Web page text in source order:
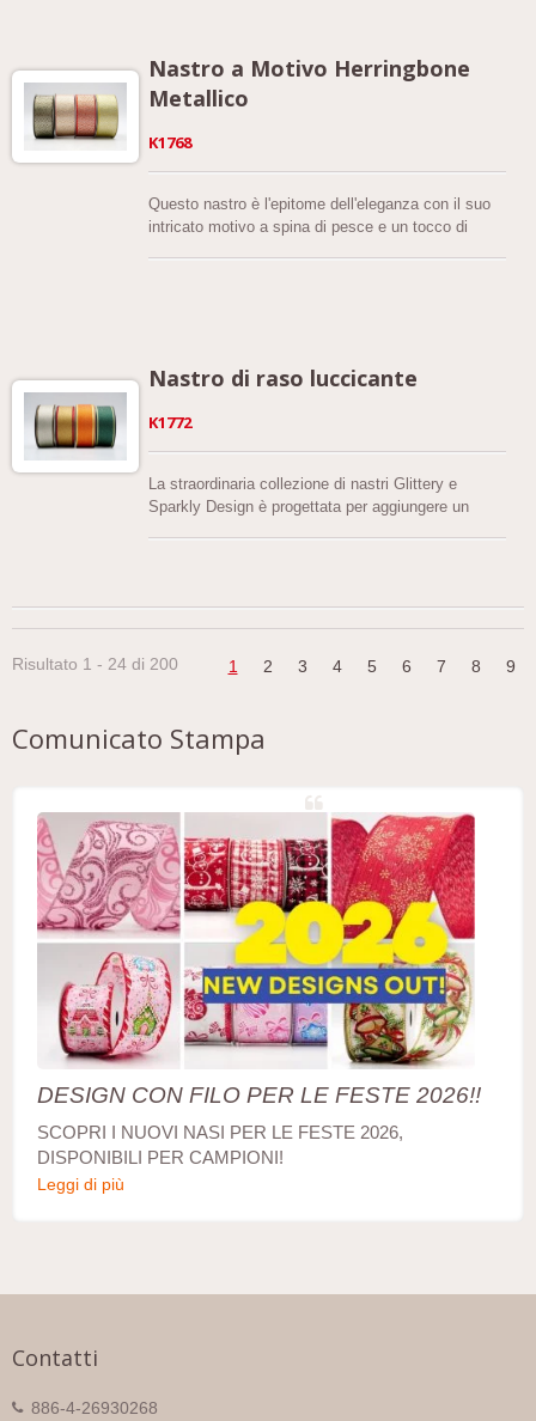
applicazioni creative.
Nastro a Motivo Herringbone
Metallico
K1768
Questo nastro è l'epitome dell'eleganza con il suo
intricato motivo a spina di pesce e un tocco di
e verde scuro, questo nastro ti consente di
Nastro di raso luccicante
K1772
La straordinaria collezione di nastri Glittery e
Sparkly Design è progettata per aggiungere un
lussuosa.
Risultato 1 - 24 di 200 1 2 3 4 5 6 7 8 9
Comunicato Stampa
DESIGN CON FILO PER LE FESTE 2026!!
SCOPRI I NUOVI NASI PER LE FESTE 2026,
DISPONIBILI PER CAMPIONI!
Leggi di più
Contatti
886-4-26930268